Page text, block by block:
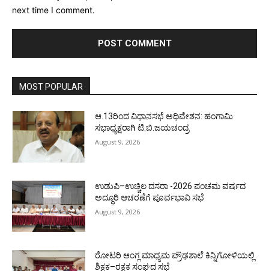
next time I comment.
MOST POPULAR
ಆ.13ರಿಂದ ವಿಧಾನಸಭೆ ಅಧಿವೇಶನ: ಹಂಗಾಮಿ
ಸಭಾಧ್ಯಕ್ಷರಾಗಿ ಟಿ.ಬಿ.ಜಯಚಂದ್ರ
August 9, 2026
ಉಡುಪಿ–ಉಚ್ಚಿಲ ದಸರಾ -2026 ಪಂಚಮ ವರ್ಷದ
ಅದ್ಧೂರಿ ಆಚರಣೆಗೆ ಪೂರ್ವಭಾವಿ ಸಭೆ
August 9, 2026
ರೋಟರಿ ಆಂಗ್ಲ ಮಾಧ್ಯಮ ಪ್ರೌಢಶಾಲೆ ಕಿನ್ನಿಗೋಳಿಯಲ್ಲಿ
ಶಿಕ್ಷಕ–ರಕ್ಷಕ ಸಂಘದ ಸಭೆ